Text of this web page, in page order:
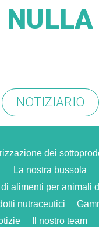
NULLA
NOTIZIARIO
dei
La nostra bussola
alimenti per animali
nutraceutici
Il nostro team